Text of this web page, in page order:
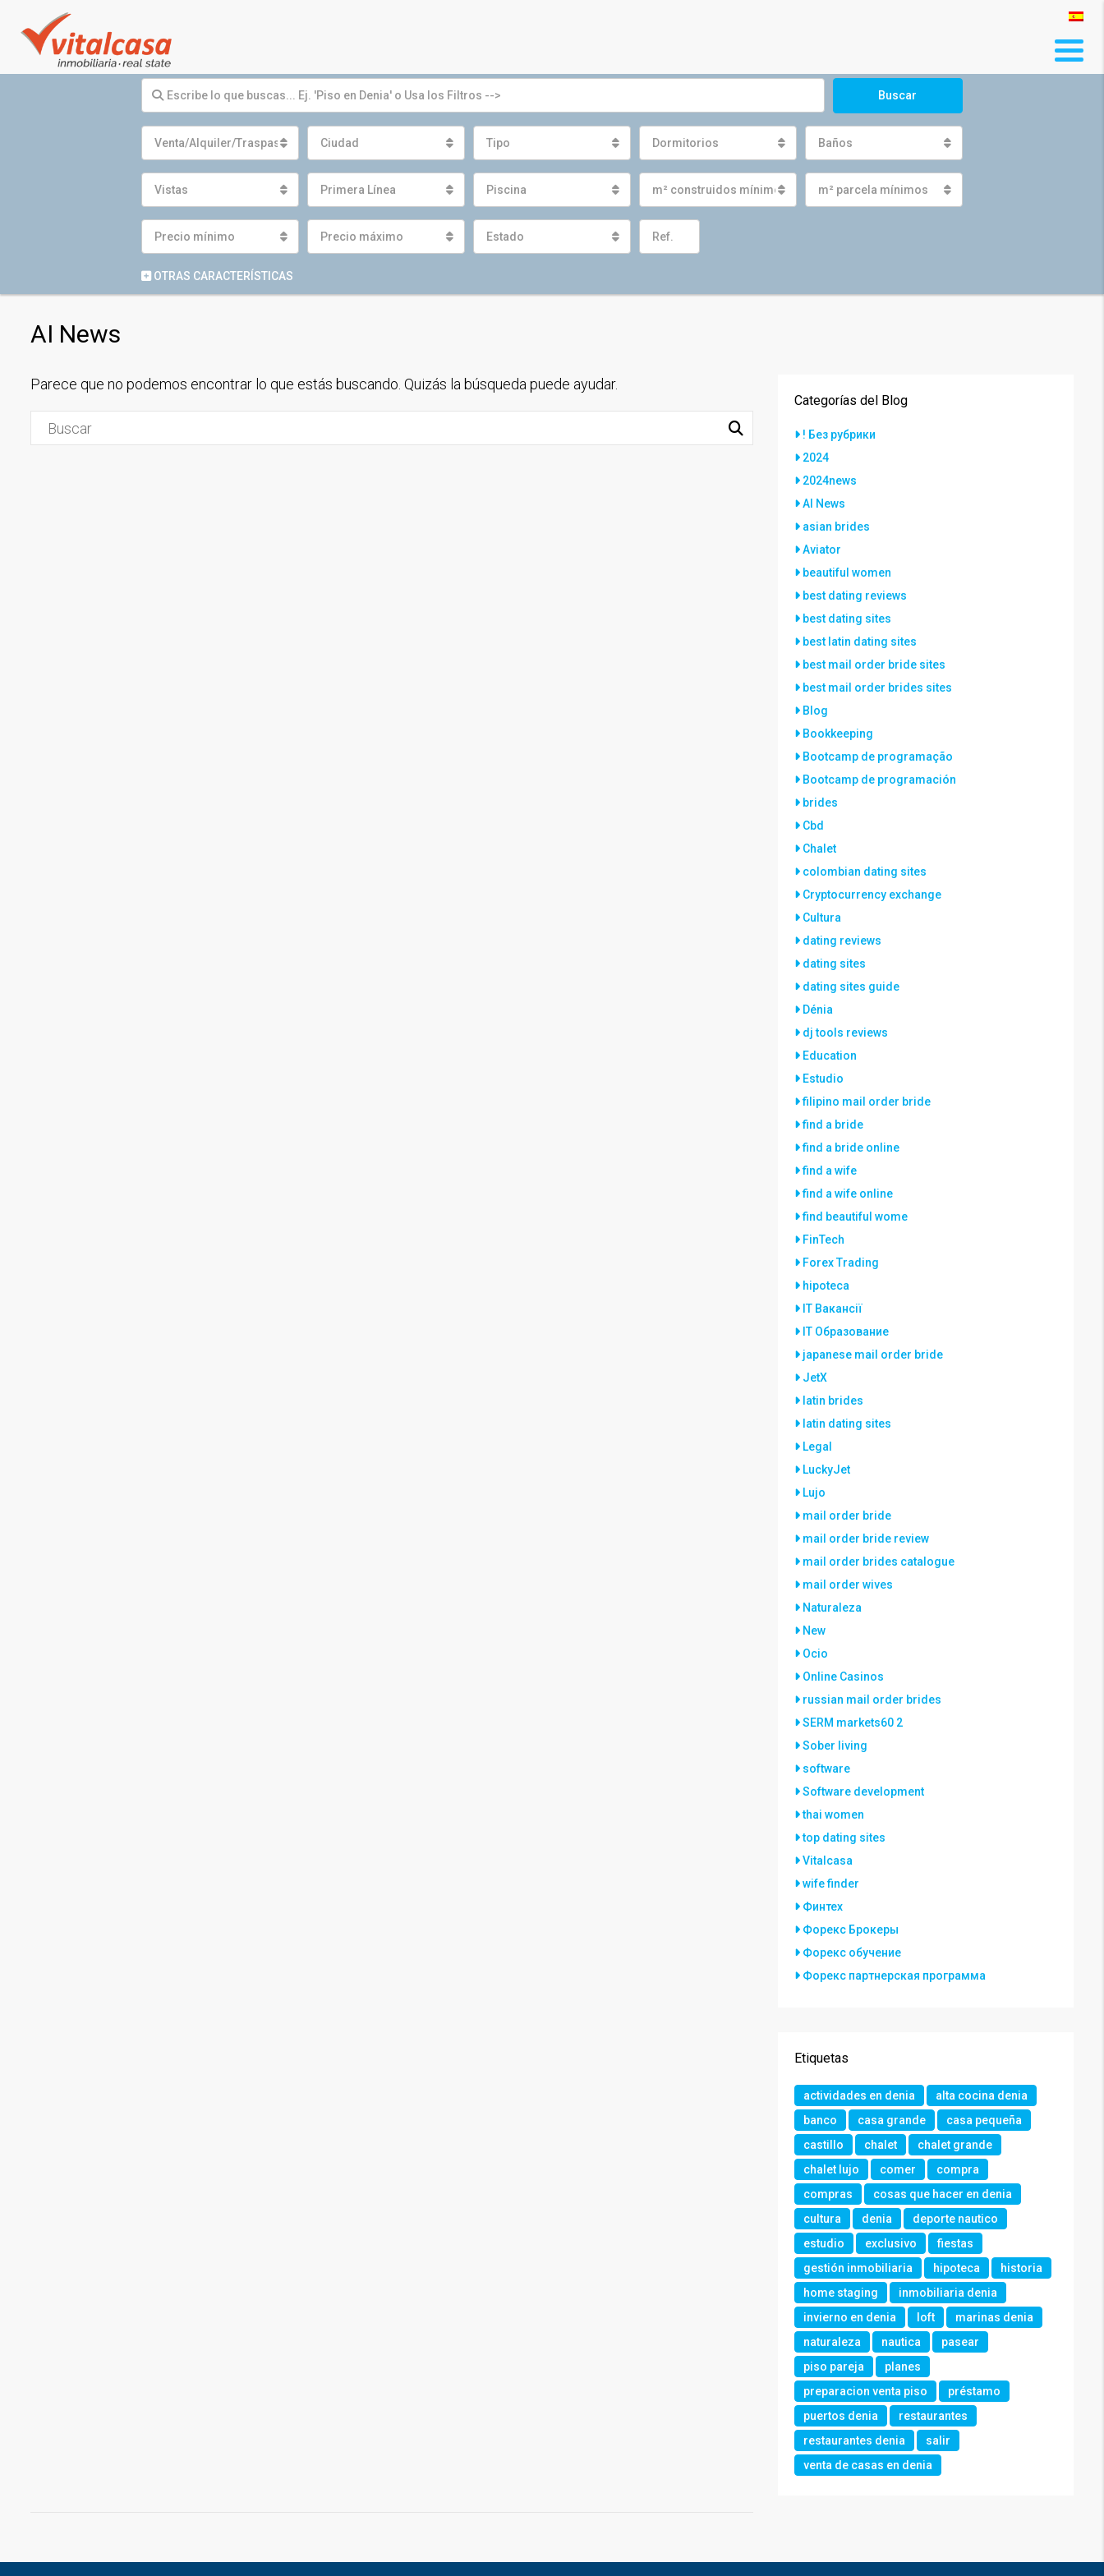
Buscar
Venta/Alquiler/Traspaso Ciudad Tipo Dormitorios Baños
Vistas Primera Línea Piscina m² construidos mínimos m² parcela mínimos
Precio mínimo Precio máximo Estado
OTRAS CARACTERÍSTICAS
AI News
Parece que no podemos encontrar lo que estás buscando. Quizás la búsqueda puede ayudar.
Categorías del Blog
! Без рубрики
2024
2024news
AI News
asian brides
Aviator
beautiful women
best dating reviews
best dating sites
best latin dating sites
best mail order bride sites
best mail order brides sites
Blog
Bookkeeping
Bootcamp de programação
Bootcamp de programación
brides
Cbd
Chalet
colombian dating sites
Cryptocurrency exchange
Cultura
dating reviews
dating sites
dating sites guide
Dénia
dj tools reviews
Education
Estudio
filipino mail order bride
find a bride
find a bride online
find a wife
find a wife online
find beautiful wome
FinTech
Forex Trading
hipoteca
IT Вакансії
IT Образование
japanese mail order bride
JetX
latin brides
latin dating sites
Legal
LuckyJet
Lujo
mail order bride
mail order bride review
mail order brides catalogue
mail order wives
Naturaleza
New
Ocio
Online Casinos
russian mail order brides
SERM markets60 2
Sober living
software
Software development
thai women
top dating sites
Vitalcasa
wife finder
Финтех
Форекс Брокеры
Форекс обучение
Форекс партнерская программа
Etiquetas
actividades en denia
alta cocina denia
banco
casa grande
casa pequeña
castillo
chalet
chalet grande
chalet lujo
comer
compra
compras
cosas que hacer en denia
cultura
denia
deporte nautico
estudio
exclusivo
fiestas
gestión inmobiliaria
hipoteca
historia
home staging
inmobiliaria denia
invierno en denia
loft
marinas denia
naturaleza
nautica
pasear
piso pareja
planes
preparacion venta piso
préstamo
puertos denia
restaurantes
restaurantes denia
salir
venta de casas en denia